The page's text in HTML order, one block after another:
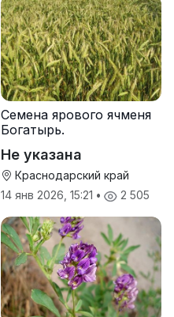
Семена ярового ячменя
Богатырь.
Не указана
Краснодарский край
14 янв 2026, 15:21 • 2 505